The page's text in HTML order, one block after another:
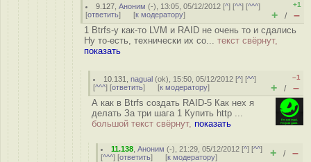
9.127 ,Аноним (-), 13:05, 05/12/2012 [^] [^^] [^^^]
[ответить] [к модератору]
+1
+ / –
1 Btrfs-у как-то LVM и RAID не очень то и сдались
Ну то-есть, технически их со... текст свёрнут,
показать
10.131 ,nagual (ok), 15:50, 05/12/2012 [^] [^^]
[^^^] [ответить] [к модератору]
–1
+ / –
А как в Btrfs создать RAID-5 Как нех я
делать За три шага 1 Купить http ...
большой текст свёрнут, показать
11.138 ,Аноним (-), 21:29, 05/12/2012 [^] [^^]
[^^^] [ответить] [к модератору] + / –